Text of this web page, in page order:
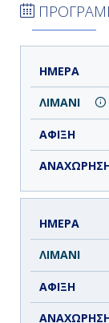
ΗΜΕΡΑ